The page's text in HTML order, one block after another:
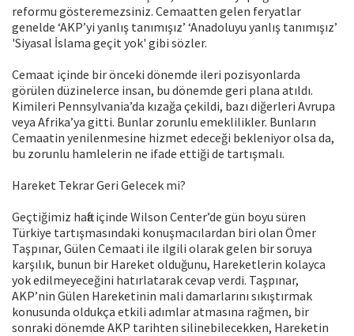
reformu gösteremezsiniz. Cemaatten gelen feryatlar
genelde ‘AKP’yi yanlış tanımışız’ ‘Anadoluyu yanlış tanımışız’
'Siyasal İslama geçit yok' gibi sözler.
Cemaat içinde bir önceki dönemde ileri pozisyonlarda
görülen düzinelerce insan, bu dönemde geri plana atıldı.
Kimileri Pennsylvania’da kızağa çekildi, bazı diğerleri Avrupa
veya Afrika’ya gitti. Bunlar zorunlu emeklilikler. Bunların
Cemaatin yenilenmesine hizmet edeceği bekleniyor olsa da,
bu zorunlu hamlelerin ne ifade ettiği de tartışmalı.
Hareket Tekrar Geri Gelecek mi?
Geçtiğimiz hafta içinde Wilson Center’de gün boyu süren
Türkiye tartışmasındaki konuşmacılardan biri olan Ömer
Taşpınar, Gülen Cemaati ile ilgili olarak gelen bir soruya
karşılık, bunun bir Hareket olduğunu, Hareketlerin kolayca
yok edilmeyeceğini hatırlatarak cevap verdi. Taşpınar,
AKP’nin Gülen Hareketinin mali damarlarını sıkıştırmak
konusunda oldukça etkili adımlar atmasına rağmen, bir
sonraki dönemde AKP tarihten silinebilecekken, Hareketin